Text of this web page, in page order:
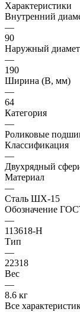
Характеристики
Внутренний
—
90
Наружный
—
190
Ширина (B, мм)
—
64
Категория
—
Роликовые
Классификация
—
Двухрядный
Материал
—
Сталь ШХ-15
Обозначение
—
113618-Н
Тип
—
22318
Вес
—
8.6 кг
Все